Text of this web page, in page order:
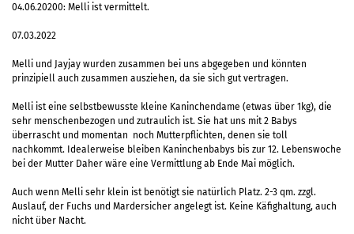
04.06.20200: Melli ist vermittelt.
07.03.2022
Melli und Jayjay wurden zusammen bei uns abgegeben und könnten
prinzipiell auch zusammen ausziehen, da sie sich gut vertragen.
Melli ist eine selbstbewusste kleine Kaninchendame (etwas über 1kg), die
sehr menschenbezogen und zutraulich ist. Sie hat uns mit 2 Babys
überrascht und momentan noch Mutterpflichten, denen sie toll
nachkommt. Idealerweise bleiben Kaninchenbabys bis zur 12. Lebenswoche
bei der Mutter Daher wäre eine Vermittlung ab Ende Mai möglich.
Auch wenn Melli sehr klein ist benötigt sie natürlich Platz. 2-3 qm. zzgl.
Auslauf, der Fuchs und Mardersicher angelegt ist. Keine Käfighaltung, auch
nicht über Nacht.